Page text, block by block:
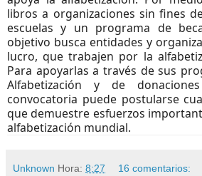
libros a organizaciones sin fines
escuelas y un programa de
objetivo busca entidades y
lucro, que trabajen por la
Para apoyarlas a través de sus
Alfabetización y de
convocatoria puede postularse
que demuestre esfuerzos
alfabetización mundial.
Unknown Hora: 8:27 16 comentarios: